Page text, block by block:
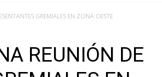
GREMIALES EN ZONA OESTE
REUNIÓN DE